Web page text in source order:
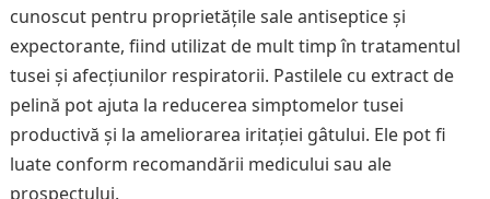
cunoscut pentru proprietățile sale antiseptice și
expectorante, fiind utilizat de mult timp în tratamentul
tusei și afecțiunilor respiratorii. Pastilele cu extract de
pelină pot ajuta la reducerea simptomelor tusei
productivă și la ameliorarea iritației gâtului. Ele pot fi
luate conform recomandării medicului sau ale
prospectului.